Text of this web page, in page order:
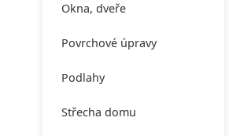
Okna, dveře
Povrchové úpravy
Podlahy
Střecha domu